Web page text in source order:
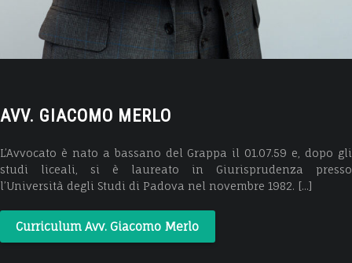
AVV. GIACOMO MERLO
L’Avvocato è nato a bassano del Grappa il 01.07.59 e, dopo gli
studi liceali, si è laureato in Giurisprudenza presso
l’Università degli Studi di Padova nel novembre 1982. [...]
Curriculum Avv. Giacomo Merlo